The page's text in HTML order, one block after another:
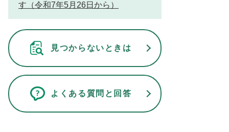
す（令和7年5月26日から）
見つからないときは
よくある質問と回答